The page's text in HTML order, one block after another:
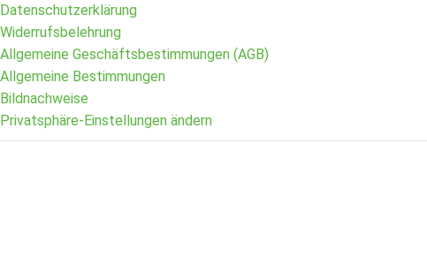
Datenschutzerklärung
Widerrufsbelehrung
Allgemeine Geschäftsbestimmungen (AGB)
Allgemeine Bestimmungen
Bildnachweise
Privatsphäre-Einstellungen ändern